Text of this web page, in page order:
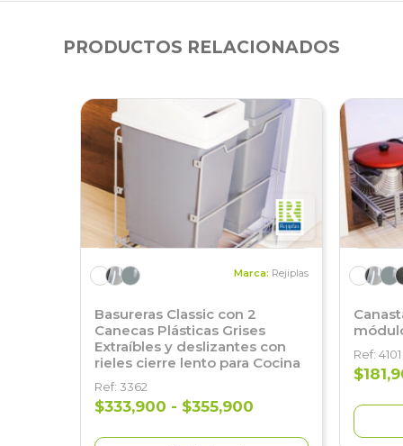
PRODUCTOS RELACIONADOS
Marca: Rejiplas
Basureras Classic con 2
Canecas Plásticas Grises
Extraíbles y deslizantes con
rieles cierre lento para Cocina
Ref: 3362
$333,900 - $355,900
Ref: 4101